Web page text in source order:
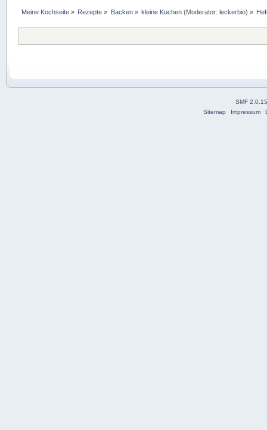
Meine Kochseite » Rezepte » Backen» kleine Kuchen (Moderator:leckerbio) »
SMF
Sitemap
Impressum